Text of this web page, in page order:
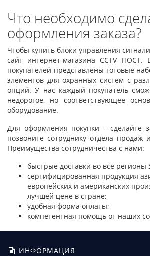
Что необходимо
оформления заказа?
Чтобы купить блоки управления
сайт интернет-магазина CCTV ПОСТ.
покупателей представлены готовые
элементов для охранных систем с
опций. У нас каждый покупатель
недорогое, но соответствующее
оборудование.
Для оформления покупки – сделайте
позвоните сотруднику отдела продаж
Преимущества сотрудничества с нами:
быстрые доставки во все регионы
сертифицированная продукция
европейских и американских
лучшей цене в стране;
удобная форма оплаты;
компетентная помощь от наших
ИНФОРМАЦИЯ